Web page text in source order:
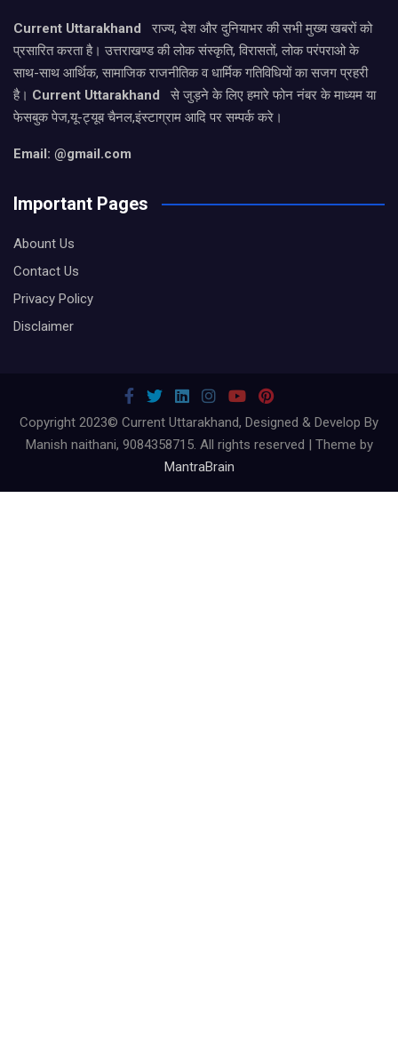
Current Uttarakhand
राज्य, देश और दुनियाभर की सभी मुख्य खबरों को
प्रसारित करता है। उत्तराखण्ड की लोक संस्कृति, विरासतों, लोक परंपराओ के
साथ-साथ आर्थिक, सामाजिक राजनीतिक व धार्मिक गतिविधियों का सजग प्रहरी
है। Current Uttarakhand
से जुड़ने के लिए हमारे फोन नंबर के माध्यम या
फेसबुक पेज,यू-ट्यूब चैनल,इंस्टाग्राम आदि पर सम्पर्क करे।
Email: @gmail.com
Important Pages
Abount Us
Contact Us
Privacy Policy
Disclaimer
Copyright 2023© Current Uttarakhand, Designed & Develop By
Manish naithani, 9084358715. All rights reserved | Theme by
MantraBrain